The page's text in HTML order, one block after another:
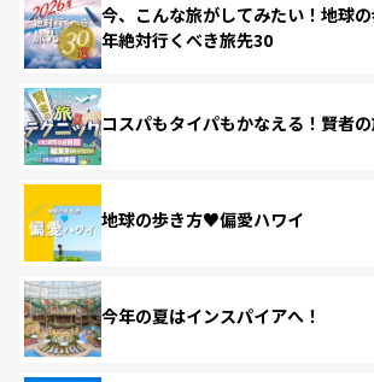
今、こんな旅がしてみたい！地球
年絶対行くべき旅先30
コスパもタイパもかなえる！賢者
地球の歩き方♥偏愛ハワイ
今年の夏はインスパイアへ！